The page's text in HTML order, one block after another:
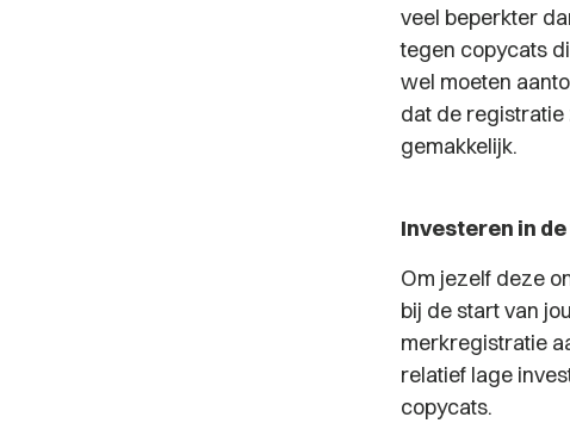
veel beperkter
tegen copycats
wel moeten
dat de registratie
gemakkelijk.
Investeren in
Om jezelf deze
bij de start van
merkregistratie
relatief lage
copycats.